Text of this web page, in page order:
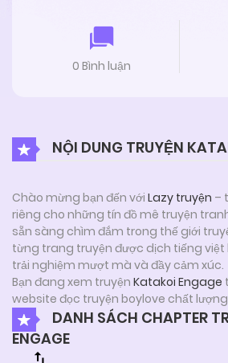
0 Bình luận
NỘI DUNG TRUYỆN
Chào mừng bạn đến với Lazy truyện –
riêng cho những tín đồ mê truyện
sẵn sàng chìm đắm trong thế giới
từng trang truyện được dịch tiếng việt
trải nghiệm mượt mà và đầy cảm xúc.
Bạn đang xem truyện Katakoi Engage
website đọc truyện boylove chất lượng
DANH SÁCH CHAPTER
ENGAGE